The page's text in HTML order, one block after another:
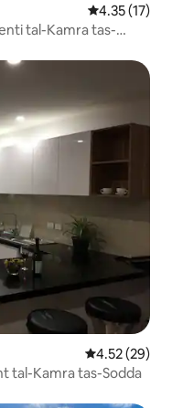
Rating
4.35 (17)
tal-Kamra tas-
Rating
4.52 (29)
tal-Kamra tas-Sodda